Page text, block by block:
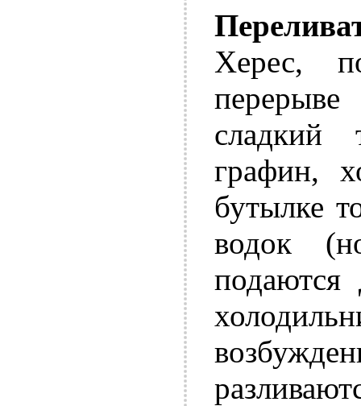
Херес,
графин,
бутылке
водок
подаются